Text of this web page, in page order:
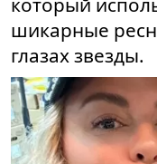
шикарные
глазах звезды.